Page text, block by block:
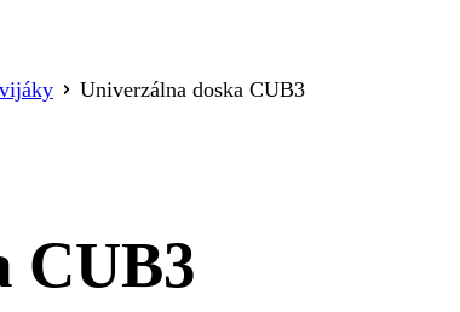
Univerzálna doska CUB3
CUB3